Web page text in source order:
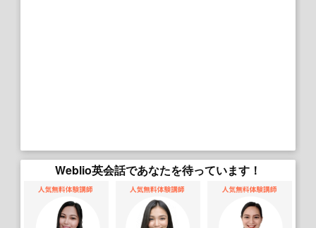
Weblio英会話であなたを待っています！